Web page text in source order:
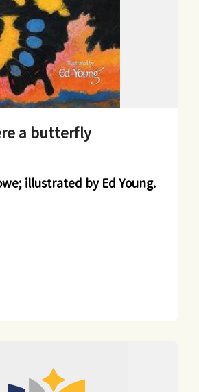
a butterfly
illustrated by Ed Young.